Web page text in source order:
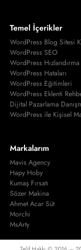
Temel İçerikler
WordPress Blog Sitesi
WordPress SEO
WordPress Hızlandırma
WordPress Hataları
WordPress Eğitimleri
WordPress Eklenti
Dijital Pazarlama
WordPress ile Kişisel
Markalarım
Mavis Agency
Hapy Hoby
Kumaş Fırsatı
Sözer Makina
Ahmet Acar Süt
Morchi
MsArty